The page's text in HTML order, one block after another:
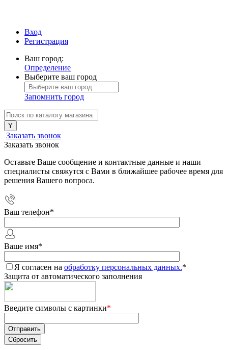
Вход
Регистрация
Ваш город:
Определение
Выберите ваш город
Запомнить город
Заказать звонок
Заказать звонок
Оставьте Ваше сообщение и контактные данные и наши
специалисты свяжутся с Вами в ближайшее рабочее время для
решения Вашего вопроса.
Ваш телефон*
Ваше имя*
Я согласен на обработку персональных данных.*
Защита от автоматического заполнения
Введите символы с картинки*